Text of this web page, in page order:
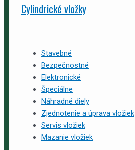
Cylindrické vložky
Stavebné
Bezpečnostné
Elektronické
Špeciálne
Náhradné diely
Zjednotenie a úprava vložiek
Servis vložiek
Mazanie vložiek